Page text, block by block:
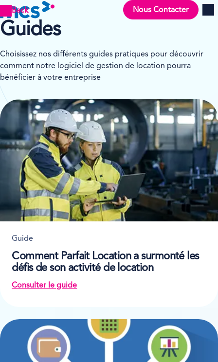
Back Nous Contacter
Guides
Choisissez nos différents guides pratiques pour découvrir
comment notre logiciel de gestion de location pourra
bénéficier à votre entreprise
Guide
Comment Parfait Location a surmonté les
défis de son activité de location
Consulter le guide
on Comment Parfait Location a surmonté les